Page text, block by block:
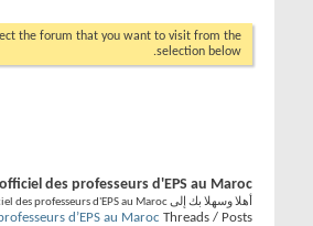
the forum that you want to visit from the
selection below.
des professeurs d'EPS au Maroc
أهلا وسهلا بك إلى Le portail officiel des professeurs d'EPS au Maroc.
d’EPS au Maroc Threads / Posts